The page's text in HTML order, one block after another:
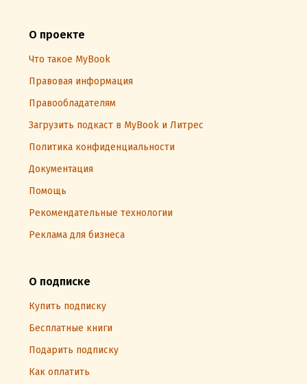
О проекте
Что такое MyBook
Правовая информация
Правообладателям
Загрузить подкаст в MyBook и Литрес
Политика конфиденциальности
Документация
Помощь
Рекомендательные технологии
Реклама для бизнеса
О подписке
Купить подписку
Бесплатные книги
Подарить подписку
Как оплатить